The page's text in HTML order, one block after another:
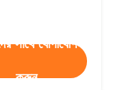
সাথে যোগাযোগ
করুন